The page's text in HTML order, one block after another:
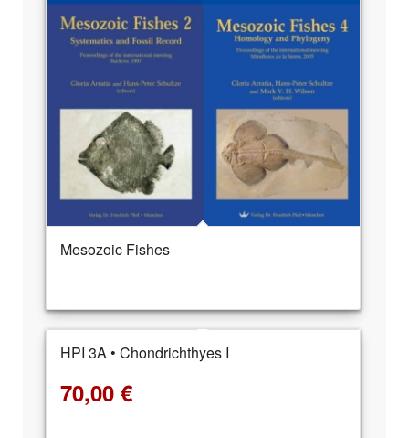
Mesozoic Fishes
HPI 3A • Chondrichthyes I
70,00 €